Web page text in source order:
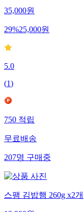
35,000원
29%25,000원
5.0
(1)
750적립
무료배송
207명구매중
스팸 김밥햄 260g x2개